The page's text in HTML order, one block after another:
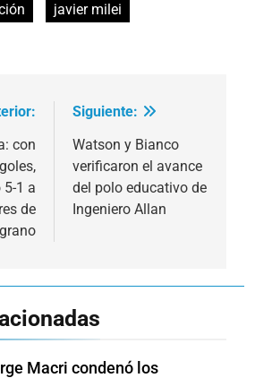
javier milei
con
1 a
de
Siguiente:
Watson y Bianco
verificaron el avance
del polo educativo de
Ingeniero Allan
Macri condenó los